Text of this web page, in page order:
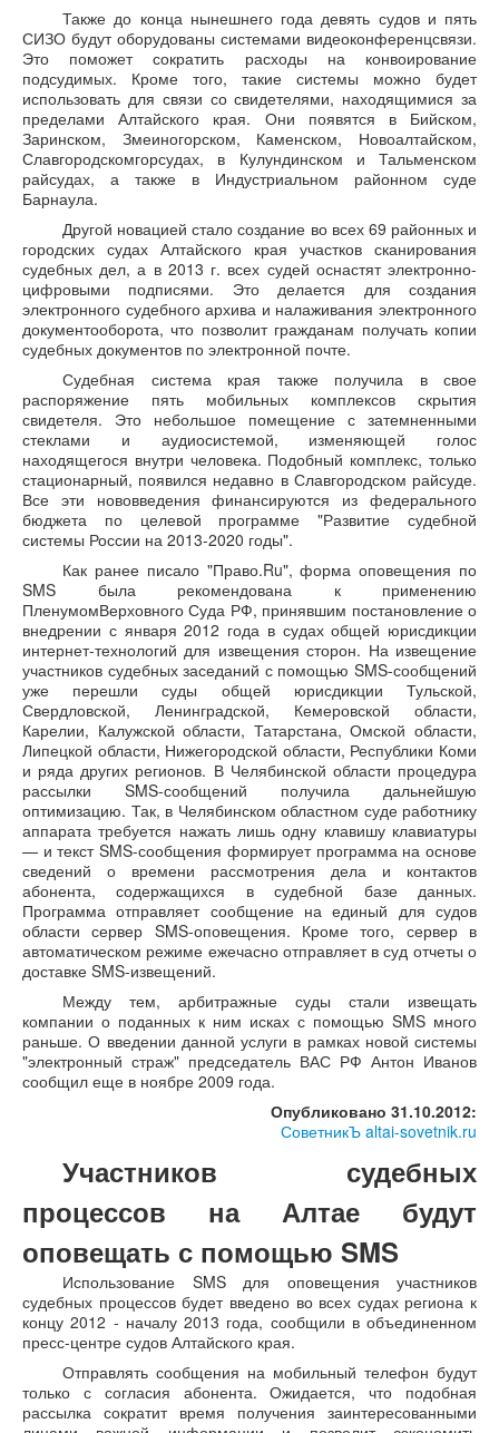
Также до конца нынешнего года девять судов и пять
СИЗО будут оборудованы системами видеоконференцсвязи.
Это поможет сократить расходы на конвоирование
подсудимых. Кроме того, такие системы можно будет
использовать для связи со свидетелями, находящимися за
пределами Алтайского края. Они появятся в Бийском,
Заринском, Змеиногорском, Каменском, Новоалтайском,
Славгородскомгорсудах, в Кулундинском и Тальменском
райсудах, а также в Индустриальном районном суде
Барнаула.
Другой новацией стало создание во всех 69 районных и
городских судах Алтайского края участков сканирования
судебных дел, а в 2013 г. всех судей оснастят электронно-
цифровыми подписями. Это делается для создания
электронного судебного архива и налаживания электронного
документооборота, что позволит гражданам получать копии
судебных документов по электронной почте.
Судебная система края также получила в свое
распоряжение пять мобильных комплексов скрытия
свидетеля. Это небольшое помещение с затемненными
стеклами и аудиосистемой, изменяющей голос
находящегося внутри человека. Подобный комплекс, только
стационарный, появился недавно в Славгородском райсуде.
Все эти нововведения финансируются из федерального
бюджета по целевой программе "Развитие судебной
системы России на 2013-2020 годы".
Как ранее писало "Право.Ru", форма оповещения по
SMS была рекомендована к применению
ПленумомВерховного Суда РФ, принявшим постановление о
внедрении с января 2012 года в судах общей юрисдикции
интернет-технологий для извещения сторон. На извещение
участников судебных заседаний с помощью SMS-сообщений
уже перешли суды общей юрисдикции Тульской,
Свердловской, Ленинградской, Кемеровской области,
Карелии, Калужской области, Татарстана, Омской области,
Липецкой области, Нижегородской области, Республики Коми
и ряда других регионов. В Челябинской области процедура
рассылки SMS-сообщений получила дальнейшую
оптимизацию. Так, в Челябинском областном суде работнику
аппарата требуется нажать лишь одну клавишу клавиатуры
— и текст SMS-сообщения формирует программа на основе
сведений о времени рассмотрения дела и контактов
абонента, содержащихся в судебной базе данных.
Программа отправляет сообщение на единый для судов
области сервер SMS-оповещения. Кроме того, сервер в
автоматическом режиме ежечасно отправляет в суд отчеты о
доставке SMS-извещений.
Между тем, арбитражные суды стали извещать
компании о поданных к ним исках с помощью SMS много
раньше. О введении данной услуги в рамках новой системы
"электронный страж" председатель ВАС РФ Антон Иванов
сообщил еще в ноябре 2009 года.
Опубликовано 31.10.2012:
СоветникЪ altai-sovetnik.ru
Участников судебных
процессов на Алтае будут
оповещать с помощью SMS
Использование SMS для оповещения участников
судебных процессов будет введено во всех судах региона к
концу 2012 - началу 2013 года, сообщили в объединенном
пресс-центре судов Алтайского края.
Отправлять сообщения на мобильный телефон будут
только с согласия абонента. Ожидается, что подобная
рассылка сократит время получения заинтересованными